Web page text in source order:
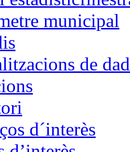
municipal
de
d´interès